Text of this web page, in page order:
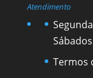
Atendimento
Termos